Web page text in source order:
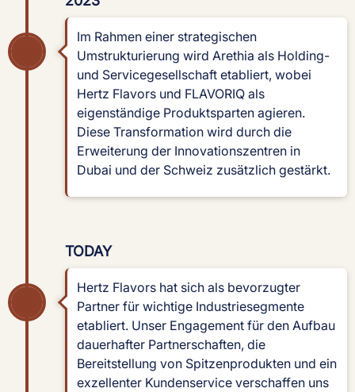
Im Rahmen einer strategischen
Umstrukturierung wird Arethia als Holding-
und Servicegesellschaft etabliert, wobei
Hertz Flavors und FLAVORIQ als
eigenständige Produktsparten agieren.
Diese Transformation wird durch die
Erweiterung der Innovationszentren in
Dubai und der Schweiz zusätzlich gestärkt.
TODAY
Hertz Flavors hat sich als bevorzugter
Partner für wichtige Industriesegmente
etabliert. Unser Engagement für den Aufbau
dauerhafter Partnerschaften, die
Bereitstellung von Spitzenprodukten und ein
exzellenter Kundenservice verschaffen uns